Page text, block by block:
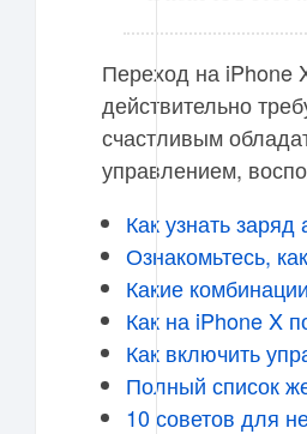
Переход на
действительно
счастливым
управлением,
Как узнать
Ознакомьтесь,
Какие
Как на iPhone X
Как включить
Полный список
10 советов для